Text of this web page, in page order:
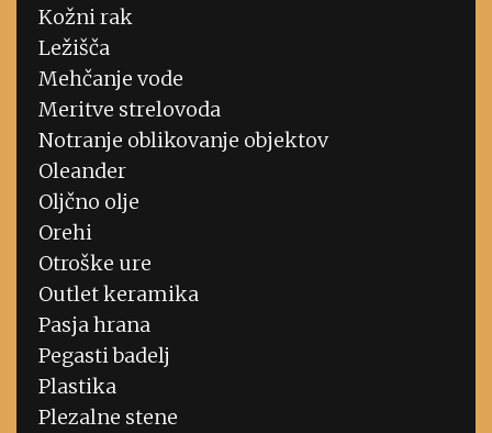
Kožni rak
Ležišča
Mehčanje vode
Meritve strelovoda
Notranje oblikovanje objektov
Oleander
Oljčno olje
Orehi
Otroške ure
Outlet keramika
Pasja hrana
Pegasti badelj
Plastika
Plezalne stene